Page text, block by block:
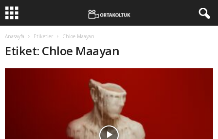
Anasayfa Etiketler Chloe Maayan
Etiket: Chloe Maayan